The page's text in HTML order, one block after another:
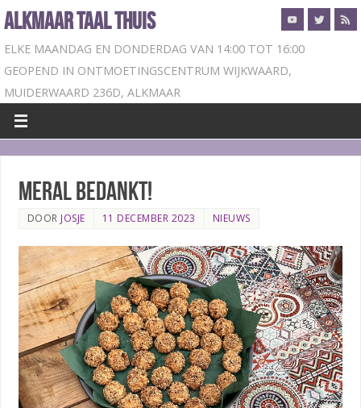
ALKMAAR TAAL THUIS
ELKE MAANDAG EN DONDERDAG VAN 14:00 TOT 16:00
GEOPEND IN ONTMOETINGSCENTRUM WIJKWAARD,
MUIDERWAARD 236D, ALKMAAR
Meral bedankt!
DOOR JOSJE 11 DECEMBER 2023 NIEUWS